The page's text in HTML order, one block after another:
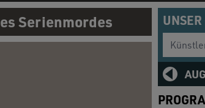
Serienmordes
Künstler